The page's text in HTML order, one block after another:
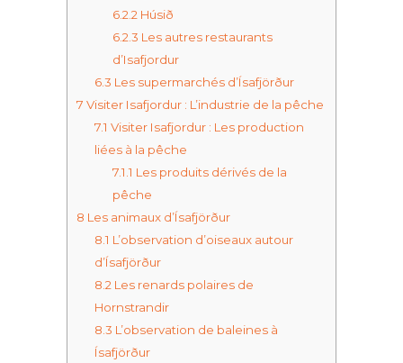
6.2.2 Húsið
6.2.3 Les autres restaurants
d’Isafjordur
6.3 Les supermarchés d’Ísafjörður
7 Visiter Isafjordur : L’industrie de la pêche
7.1 Visiter Isafjordur : Les production
liées à la pêche
7.1.1 Les produits dérivés de la
pêche
8 Les animaux d’Ísafjörður
8.1 L’observation d’oiseaux autour
d’Ísafjörður
8.2 Les renards polaires de
Hornstrandir
8.3 L’observation de baleines à
Ísafjörður